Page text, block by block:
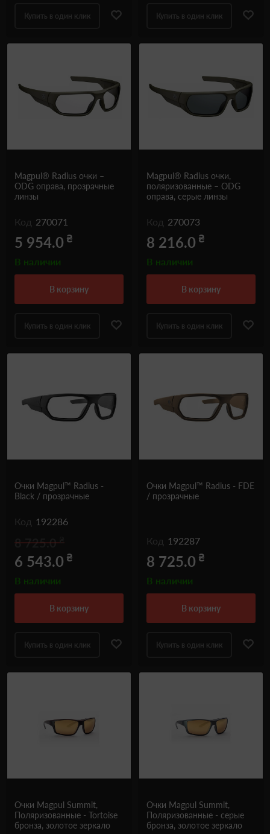
Купить в один клик Купить в один клик
Magpul® Radius очки –
ODG оправа, прозрачные
линзы
Код 270071
5 954.0 ₴
В наличии
в корзину
Купить в один клик
Magpul® Radius очки,
поляризованные – ODG
оправа, серые линзы
Код 270073
8 216.0 ₴
В наличии
в корзину
Купить в один клик
Oчки Magpul™ Radius -
Black / прозрачные
Код 192286
8 725.0
6 543.0 ₴
В наличии
в корзину
Купить в один клик
Oчки Magpul™ Radius - FDE
/ прозрачные
Код 192287
8 725.0 ₴
В наличии
в корзину
Купить в один клик
Очки Magpul Summit,
Поляризованные - Tortoise
бронза, золотое зеркало
Очки Magpul Summit,
Поляризованные - серые
бронза, золотое зеркало